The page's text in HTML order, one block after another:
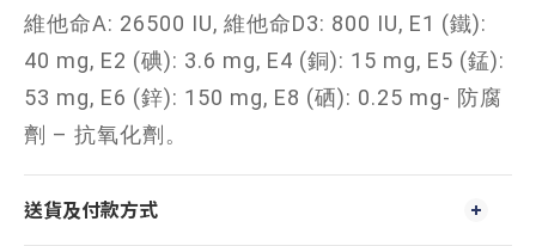
維他命A: 26500 IU, 維他命D3: 800 IU, E1 (鐵):
40 mg, E2 (碘): 3.6 mg, E4 (銅): 15 mg, E5 (錳):
53 mg, E6 (鋅): 150 mg, E8 (硒): 0.25 mg- 防腐
劑 – 抗氧化劑。
送貨及付款方式